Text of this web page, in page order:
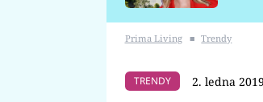
Prima Living ■ Trendy
TRENDY 2. ledna